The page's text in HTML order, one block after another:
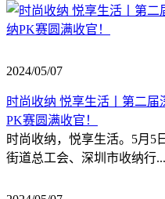
2024/05/07
时尚收纳 悦享生活丨第二
PK赛圆满收官！
时尚收纳，悦享生活。5月5
街道总工会、深圳市收纳行...